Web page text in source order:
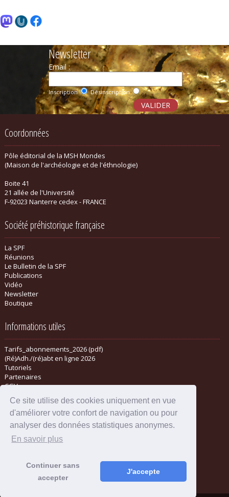
Ce site utilise des cookies uniquement en vue
d'améliorer votre confort de navigation ou pour
analyser des données statistiques anonymes.
En savoir plus
Continuer sans
accepter
J'accepte
Newsletter
Email :
Inscription Désinscription
Coordonnées
Pôle éditorial de la MSH Mondes
(Maison de l'archéologie et de l'éthnologie)
Boite 41
21 allée de l'Université
F-92023 Nanterre cedex - FRANCE
Société préhistorique française
La SPF
Réunions
Le Bulletin de la SPF
Publications
Vidéo
Newsletter
Boutique
Informations utiles
Tarifs_abonnements_2026 (pdf)
(Ré)Adh./(ré)abt en ligne 2026
Tutoriels
Partenaires
CGV
Mentions légales-Administration